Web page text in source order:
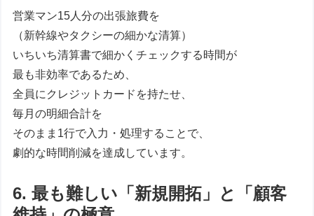
営業マン15人分の出張旅費を
（新幹線やタクシーの細かな清算）
いちいち清算書で細かくチェックする時間が
最も非効率であるため、
全員にクレジットカードを持たせ、
毎月の明細合計を
そのまま1行で入力・処理することで、
劇的な時間削減を達成しています。
6. 最も難しい「新規開拓」と「顧客